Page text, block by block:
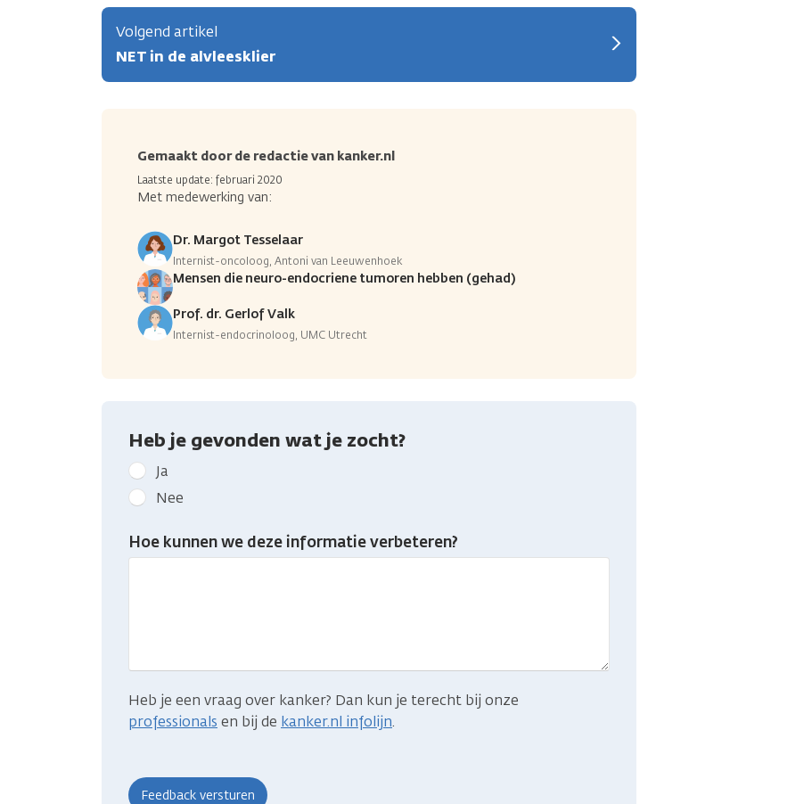
Volgend artikel
NET in de alvleesklier
Gemaakt door de redactie van kanker.nl
Laatste update: februari 2020
Met medewerking van:
Dr. Margot Tesselaar
Internist-oncoloog, Antoni van Leeuwenhoek
Mensen die neuro-endocriene tumoren hebben (gehad)
Prof. dr. Gerlof Valk
Internist-endocrinoloog, UMC Utrecht
Heb je gevonden wat je zocht?
Geef
kanker.nl
feedback:
Heb
je
Ja
Nee
Hoe kunnen we deze informatie verbeteren?
Heb je een vraag over kanker? Dan kun je terecht bij onze
professionals en bij de kanker.nl infolijn.